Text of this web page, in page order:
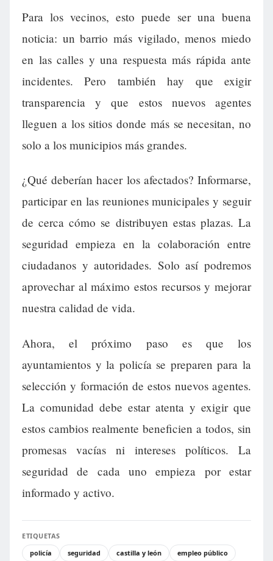
Para los vecinos, esto puede ser una buena
noticia: un barrio más vigilado, menos miedo
en las calles y una respuesta más rápida ante
incidentes. Pero también hay que exigir
transparencia y que estos nuevos agentes
lleguen a los sitios donde más se necesitan, no
solo a los municipios más grandes.
¿Qué deberían hacer los afectados? Informarse,
participar en las reuniones municipales y seguir
de cerca cómo se distribuyen estas plazas. La
seguridad empieza en la colaboración entre
ciudadanos y autoridades. Solo así podremos
aprovechar al máximo estos recursos y mejorar
nuestra calidad de vida.
Ahora, el próximo paso es que los
ayuntamientos y la policía se preparen para la
selección y formación de estos nuevos agentes.
La comunidad debe estar atenta y exigir que
estos cambios realmente beneficien a todos, sin
promesas vacías ni intereses políticos. La
seguridad de cada uno empieza por estar
informado y activo.
ETIQUETAS
policía
seguridad castilla y león empleo público